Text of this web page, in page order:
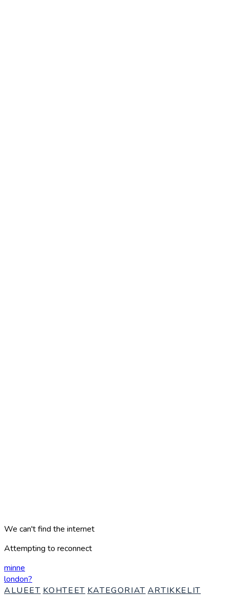
We can't find the internet
Attempting to reconnect
minne
london?
ALUEET KOHTEET KATEGORIAT ARTIKKELIT